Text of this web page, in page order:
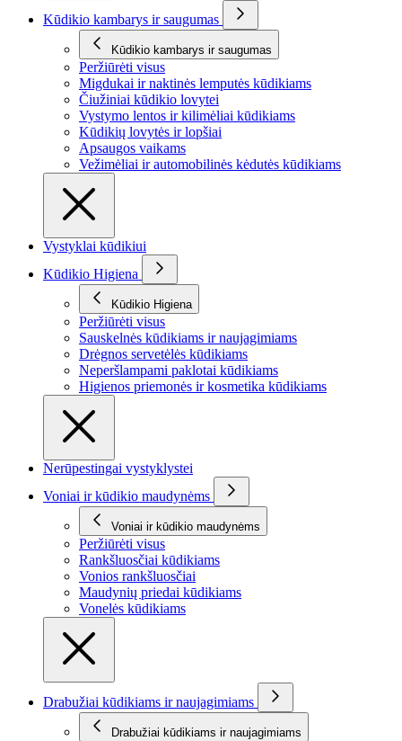
Kūdikio kambarys ir saugumas
Kūdikio kambarys ir saugumas
Peržiūrėti visus
Migdukai ir naktinės lemputės kūdikiams
Čiužiniai kūdikio lovytei
Vystymo lentos ir kilimėliai kūdikiams
Kūdikių lovytės ir lopšiai
Apsaugos vaikams
Vežimėliai ir automobilinės kėdutės kūdikiams
Vystyklai kūdikiui
Kūdikio Higiena
Kūdikio Higiena
Peržiūrėti visus
Sauskelnės kūdikiams ir naujagimiams
Drėgnos servetėlės kūdikiams
Neperšlampami paklotai kūdikiams
Higienos priemonės ir kosmetika kūdikiams
Nerūpestingai vystyklystei
Voniai ir kūdikio maudynėms
Voniai ir kūdikio maudynėms
Peržiūrėti visus
Rankšluosčiai kūdikiams
Vonios rankšluosčiai
Maudynių priedai kūdikiams
Vonelės kūdikiams
Drabužiai kūdikiams ir naujagimiams
Drabužiai kūdikiams ir naujagimiams